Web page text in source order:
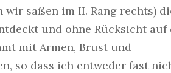
wir saßen im II. Rang rechts)
und ohne Rücksicht auf
mit Armen, Brust und
so dass ich entweder fast